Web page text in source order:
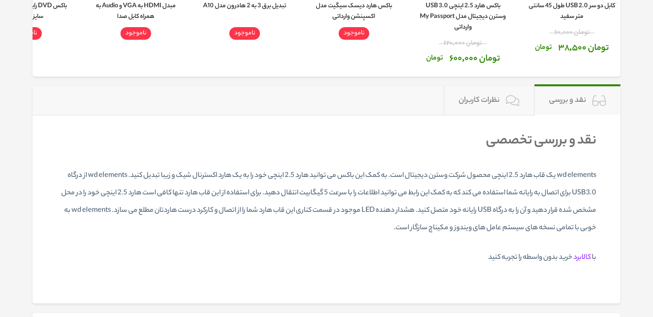
کابل دو سر USB 2.0 طول 45 سانتی
متر سفید
تومان 60,000
تومان 38,500 تومان
باکس هارد 2.5 اینچی USB 3.0
وسترن دیجیتال مدل My Passport
وارداتی
تومان 620,000
تومان 600,000 تومان
باکس هارد دیسک سیگیت مدل
اکسپنشن وارداتی
ناموجود
تبدیل برق 3 به 2 هادرون مدل A10
ناموجود
مبدل HDMI به VGA و Audio به
همراه کابل صدا
ناموجود
سایز 12.7mm
ناموجود
نقد و بررسی نظرات کاربران
نقد و بررسی تخصصی
wd elements یک قاب هارد 2.5 اینچی محصول شرکت وسترن دیجیتال است. به کمک این باکس می توانید هارد 2.5 اینچی خود را به یک هارد اکسترنال شیک و زیبا تبدیل کنید. wd elements از درگاه
USB3.0 برای اتصال به رایانه شما استفاده می کند که به کمک این رابط می توانید اطلاعات را با سرعت 5 گیگابیت انتقال دهید. برای استفاده از این قاب هارد تنها کافی است هارد 2.5 اینچی خود را در محل
مشخص شده قرار دهید و آن را به درگاه USB رایانه خود متصل کنید. هشدار دهنده LED موجود در قسمت کناری این قاب هارد شما را از اتصال و کارکرد درست هاردتان مطلع می سازد. wd elements به
خوبی با تمامی نسخه های سیستم عامل های ویندوز و مکیناچ سازگار است.
باکالابردخرید بدون واسطه را تجربه کنید